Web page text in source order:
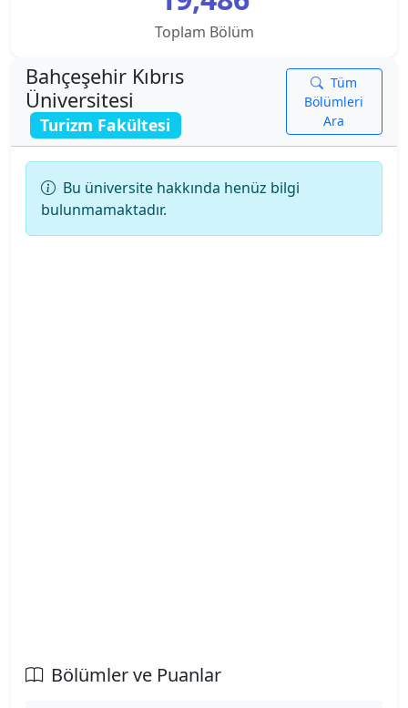
Ankara Sosyal Bilimler Üniversitesi KKTC
Ankara Üniversitesi
Ankara Yıldırım Beyazıt Üniversitesi
Antalya Belek Üniversitesi
Antalya Bilim Üniversitesi
Bahçeşehir Kıbrıs Üniversitesi
Toplam Bölüm
Bahçeşehir Kıbrıs
Üniversitesi
Turizm Fakültesi
Tüm
Bölümleri
Ara
Bu üniversite hakkında henüz bilgi
bulunmamaktadır.
Bölümler ve Puanlar